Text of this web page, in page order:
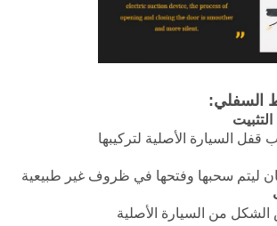
السفلي:
قفل السيارة الأصلية لتركيبها
ليتم سحبها وفتحها في ظروف غير طبيعية
الشكل من السيارة الأصلية